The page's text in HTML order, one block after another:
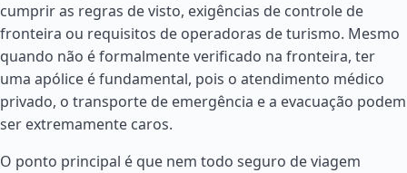
cumprir as regras de visto, exigências de controle de
fronteira ou requisitos de operadoras de turismo. Mesmo
quando não é formalmente verificado na fronteira, ter
uma apólice é fundamental, pois o atendimento médico
privado, o transporte de emergência e a evacuação podem
ser extremamente caros.
O ponto principal é que nem todo seguro de viagem